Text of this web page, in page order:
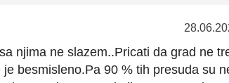
njima ne slazem..Pricati da grad ne
besmisleno.Pa 90 % tih presuda su